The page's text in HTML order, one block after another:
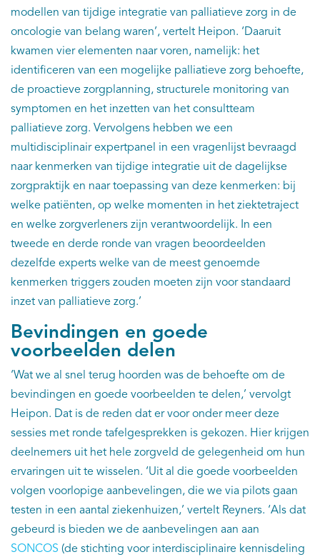
modellen van tijdige integratie van palliatieve zorg in de
oncologie van belang waren’, vertelt Heipon. ‘Daaruit
kwamen vier elementen naar voren, namelijk: het
identificeren van een mogelijke palliatieve zorg behoefte,
de proactieve zorgplanning, structurele monitoring van
symptomen en het inzetten van het consultteam
palliatieve zorg. Vervolgens hebben we een
multidisciplinair expertpanel in een vragenlijst bevraagd
naar kenmerken van tijdige integratie uit de dagelijkse
zorgpraktijk en naar toepassing van deze kenmerken: bij
welke patiënten, op welke momenten in het ziektetraject
en welke zorgverleners zijn verantwoordelijk. In een
tweede en derde ronde van vragen beoordeelden
dezelfde experts welke van de meest genoemde
kenmerken triggers zouden moeten zijn voor standaard
inzet van palliatieve zorg.’
Bevindingen en goede
voorbeelden delen
‘Wat we al snel terug hoorden was de behoefte om de
bevindingen en goede voorbeelden te delen,’ vervolgt
Heipon. Dat is de reden dat er voor onder meer deze
sessies met ronde tafelgesprekken is gekozen. Hier krijgen
deelnemers uit het hele zorgveld de gelegenheid om hun
ervaringen uit te wisselen. ‘Uit al die goede voorbeelden
volgen voorlopige aanbevelingen, die we via pilots gaan
testen in een aantal ziekenhuizen,’ vertelt Reyners. ‘Als dat
gebeurd is bieden we de aanbevelingen aan aan
SONCOS (de stichting voor interdisciplinaire kennisdeling